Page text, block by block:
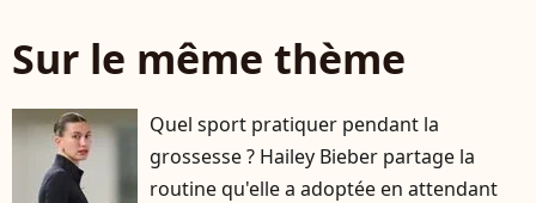
Sur le même thème
Quel sport pratiquer pendant la
grossesse ? Hailey Bieber partage la
routine qu'elle a adoptée en attendant